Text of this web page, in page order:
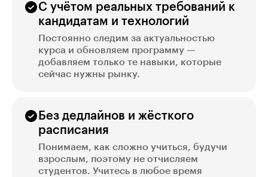
С учётом реальных требований к
кандидатам и технологий
Постоянно следим за актуальностью
курса и обновляем программу —
добавляем только те навыки, которые
сейчас нужны рынку.
Без дедлайнов и жёсткого
расписания
Понимаем, как сложно учиться, будучи
взрослым, поэтому не отчисляем
студентов. Учитесь в любое время